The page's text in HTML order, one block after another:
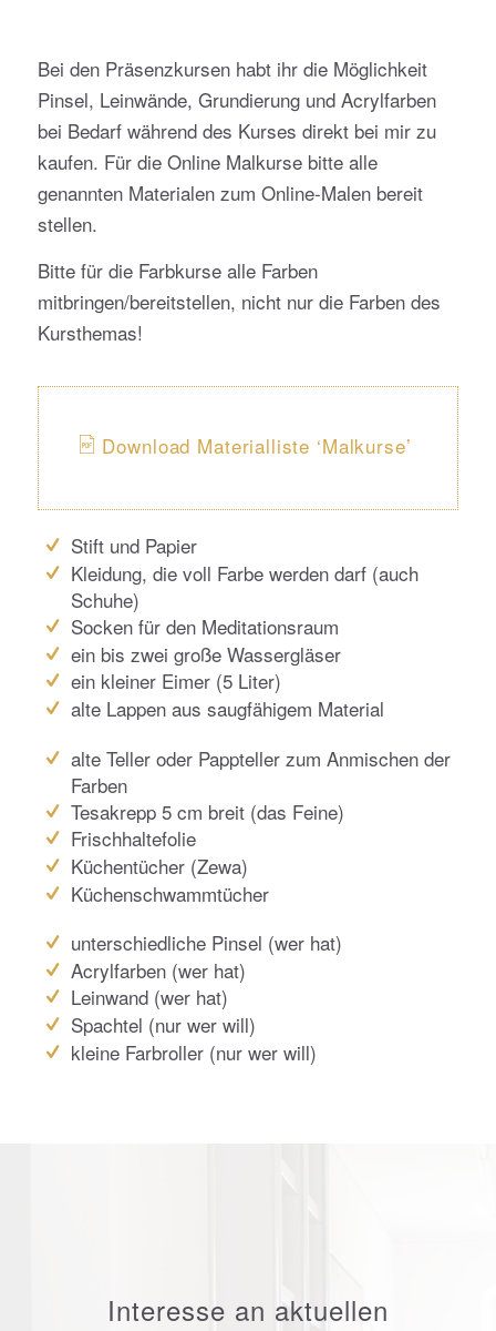
Bei den Präsenzkursen habt ihr die Möglichkeit
Pinsel, Leinwände, Grundierung und Acrylfarben
bei Bedarf während des Kurses direkt bei mir zu
kaufen. Für die Online Malkurse bitte alle
genannten Materialen zum Online-Malen bereit
stellen.
Bitte für die Farbkurse alle Farben
mitbringen/bereitstellen, nicht nur die Farben des
Kursthemas!
Download Materialliste ‘Malkurse’
Stift und Papier
Kleidung, die voll Farbe werden darf (auch
Schuhe)
Socken für den Meditationsraum
ein bis zwei große Wassergläser
ein kleiner Eimer (5 Liter)
alte Lappen aus saugfähigem Material
alte Teller oder Pappteller zum Anmischen der
Farben
Tesakrepp 5 cm breit (das Feine)
Frischhaltefolie
Küchentücher (Zewa)
Küchenschwammtücher
unterschiedliche Pinsel (wer hat)
Acrylfarben (wer hat)
Leinwand (wer hat)
Spachtel (nur wer will)
kleine Farbroller (nur wer will)
Interesse an aktuellen